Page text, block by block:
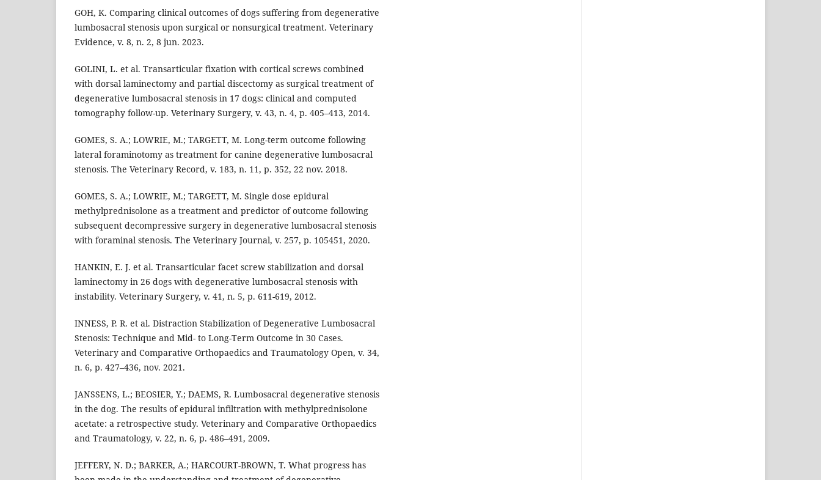
GOH, K. Comparing clinical outcomes of dogs suffering from degenerative
lumbosacral stenosis upon surgical or nonsurgical treatment. Veterinary
Evidence, v. 8, n. 2, 8 jun. 2023.
GOLINI, L. et al. Transarticular fixation with cortical screws combined
with dorsal laminectomy and partial discectomy as surgical treatment of
degenerative lumbosacral stenosis in 17 dogs: clinical and computed
tomography follow-up. Veterinary Surgery, v. 43, n. 4, p. 405–413, 2014.
GOMES, S. A.; LOWRIE, M.; TARGETT, M. Long-term outcome following
lateral foraminotomy as treatment for canine degenerative lumbosacral
stenosis. The Veterinary Record, v. 183, n. 11, p. 352, 22 nov. 2018.
GOMES, S. A.; LOWRIE, M.; TARGETT, M. Single dose epidural
methylprednisolone as a treatment and predictor of outcome following
subsequent decompressive surgery in degenerative lumbosacral stenosis
with foraminal stenosis. The Veterinary Journal, v. 257, p. 105451, 2020.
HANKIN, E. J. et al. Transarticular facet screw stabilization and dorsal
laminectomy in 26 dogs with degenerative lumbosacral stenosis with
instability. Veterinary Surgery, v. 41, n. 5, p. 611-619, 2012.
INNESS, P. R. et al. Distraction Stabilization of Degenerative Lumbosacral
Stenosis: Technique and Mid- to Long-Term Outcome in 30 Cases.
Veterinary and Comparative Orthopaedics and Traumatology Open, v. 34,
n. 6, p. 427–436, nov. 2021.
JANSSENS, L.; BEOSIER, Y.; DAEMS, R. Lumbosacral degenerative stenosis
in the dog. The results of epidural infiltration with methylprednisolone
acetate: a retrospective study. Veterinary and Comparative Orthopaedics
and Traumatology, v. 22, n. 6, p. 486–491, 2009.
JEFFERY, N. D.; BARKER, A.; HARCOURT-BROWN, T. What progress has